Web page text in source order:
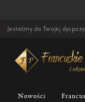
Jesteśmy do Twojej
Nowości